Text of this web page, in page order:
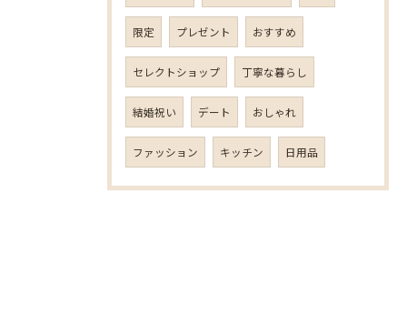
限定 プレゼント おすすめ
セレクトショップ 丁寧な暮らし
結婚祝い デート おしゃれ
ファッション キッチン 日用品